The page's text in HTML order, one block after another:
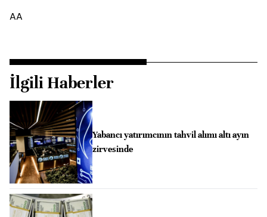
AA
İlgili Haberler
Yabancı yatırımcının tahvil alımı altı ayın
zirvesinde